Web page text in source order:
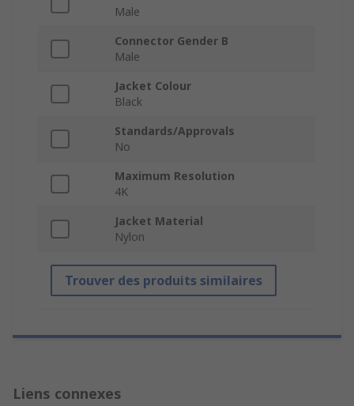
Male
Connector Gender B
Male
Jacket Colour
Black
Standards/Approvals
No
Maximum Resolution
4K
Jacket Material
Nylon
Trouver des produits similaires
Liens connexes